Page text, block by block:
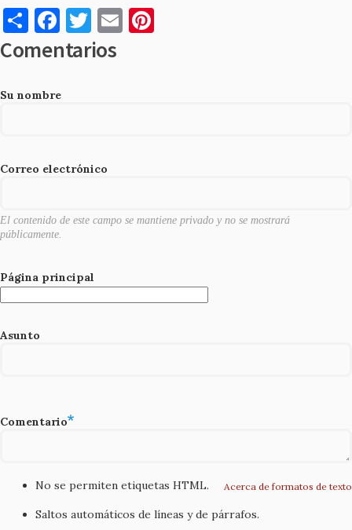
S
h
ar
e
F
a
c
e
o
T
w
it
E
m
Comentarios
Su nombre
Correo electrónico
El contenido de este campo se mantiene privado y no se mostrará
públicamente.
Página principal
Asunto
Comentario
Acerca de formatos de texto
No se permiten etiquetas HTML.
Saltos automáticos de líneas y de párrafos.